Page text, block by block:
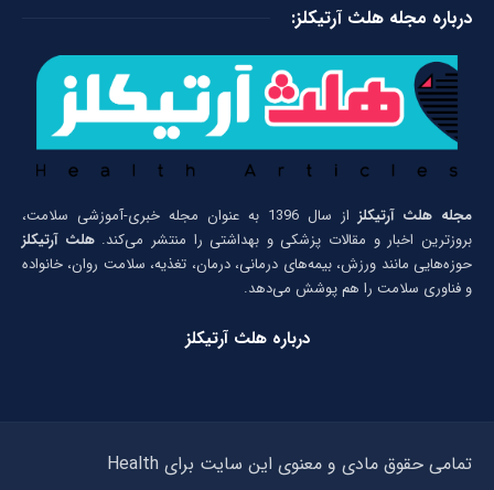
درباره مجله هلث آرتیکلز:
مجله هلث آرتیکلز
از سال 1396 به عنوان مجله خبری-آموزشی سلامت،
بروزترین اخبار و مقالات پزشکی و بهداشتی را منتشر می‌کند.هلث آرتیکلز
حوزه‌هایی مانند ورزش، بیمه‌های درمانی، درمان، تغذیه، سلامت روان، خانواده
و فناوری سلامت را هم پوشش می‌دهد.
درباره هلث آرتیکلز
تمامی حقوق مادی و معنوی این سایت برای Health